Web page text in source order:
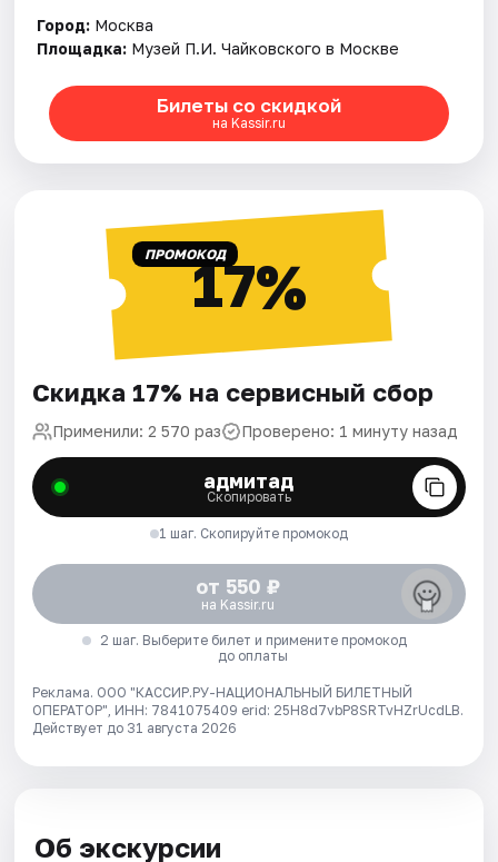
Город: Москва
Площадка: Музей П.И. Чайковского в Москве
Билеты со скидкой
на Kassir.ru
ПРОМОКОД17%
Скидка 17% на сервисный сбор
Применили: 2 570 раз Проверено: 1 минуту назад
адмитад
Скопировать
1 шаг. Скопируйте промокод
от 550 ₽
на Kassir.ru
2 шаг. Выберите билет и примените промокод
до оплаты
Реклама. ООО "КАССИР.РУ-НАЦИОНАЛЬНЫЙ БИЛЕТНЫЙ
ОПЕРАТОР", ИНН: 7841075409 erid: 25H8d7vbP8SRTvHZrUcdLB.
Действует до 31 августа 2026
Об экскурсии